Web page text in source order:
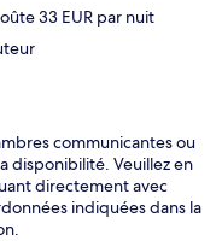
33 EUR par nuit
communicantes ou
disponibilité. Veuillez en
directement avec
indiquées dans la